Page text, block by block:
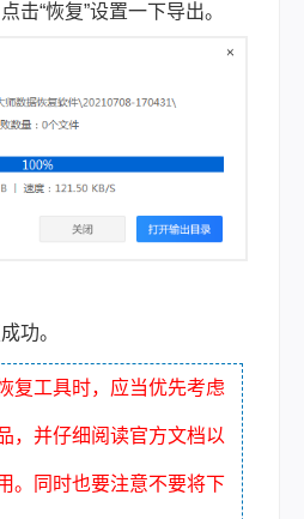
击“恢复”设置一下导出。
功。
复工具时，应当优先考虑
，并仔细阅读官方文档以
。同时也要注意不要将下